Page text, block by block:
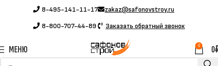
8-495-141-11-17
8-800-707-44-89
zakaz@safonovstroy.ru
Заказать обратный звонок
МЕНЮ 0 0